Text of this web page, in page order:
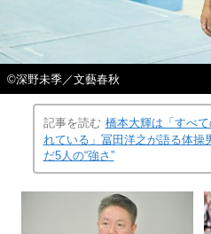
©深野未季／文藝春秋
記事を読む 橋本大輝は「すべ
れている」冨田洋之が語る体操
だ5人の“強さ”